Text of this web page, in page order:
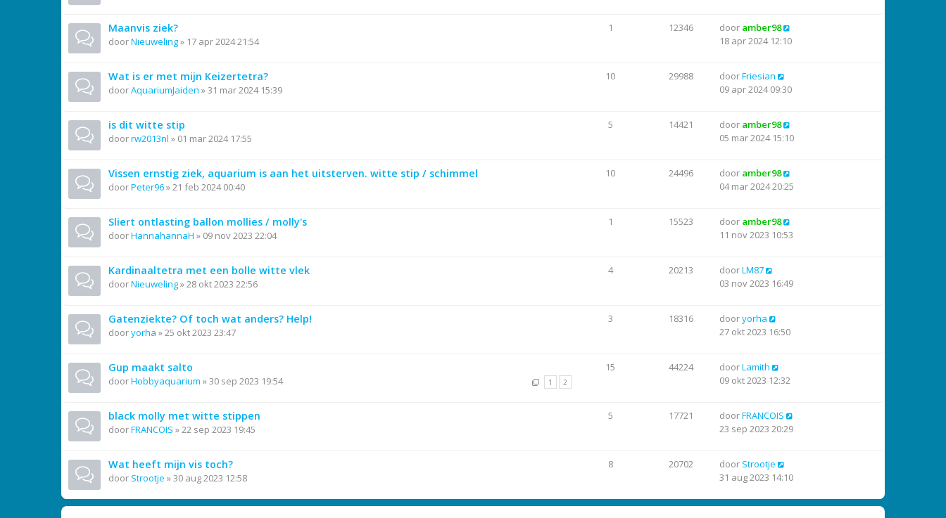
Maanvis ziek?
doorNieuweling» 17 apr 2024 21:54
1 12346 door amber98
18 apr 2024 12:10
Wat is er met mijn Keizertetra?
doorAquariumJaiden »31 mar 2024 15:39
10 29988 doorFriesian
09 apr 2024 09:30
is dit witte stip
doorrw2013nl » 01 mar 2024 17:55
5 14421 door amber98
05 mar 2024 15:10
Vissen ernstig ziek, aquarium is aan het uitsterven. witte stip / schimmel
doorPeter96»21 feb 2024 00:40
10 24496 door amber98
04 mar 2024 20:25
Sliert ontlasting ballon mollies / molly's
doorHannahannaH » 09 nov 2023 22:04
1 15523 door amber98
11 nov 2023 10:53
Kardinaaltetra met een bolle witte vlek
doorNieuweling»28 okt 2023 22:56
4 20213 doorLM87
03 nov 2023 16:49
Gatenziekte? Of toch wat anders? Help!
dooryorha »25 okt 2023 23:47
3 18316 dooryorha
27 okt 2023 16:50
Gup maakt salto
doorHobbyaquarium »30 sep 2023 19:54 1 2
15 44224 doorLamith
09 okt 2023 12:32
black molly met witte stippen
doorFRANCOIS »22 sep 2023 19:45
5 17721 doorFRANCOIS
23 sep 2023 20:29
Wat heeft mijn vis toch?
door Strootje »30 aug 2023 12:58
8 20702 door Strootje
31 aug 2023 14:10